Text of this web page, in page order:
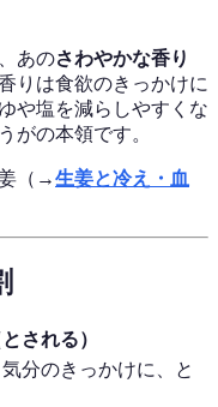
あのさわやかな香り
りは食欲のきっかけに
や塩を減らしやすくな
の本領です。
（→生姜と冷え・血
される）
分のきっかけに、と